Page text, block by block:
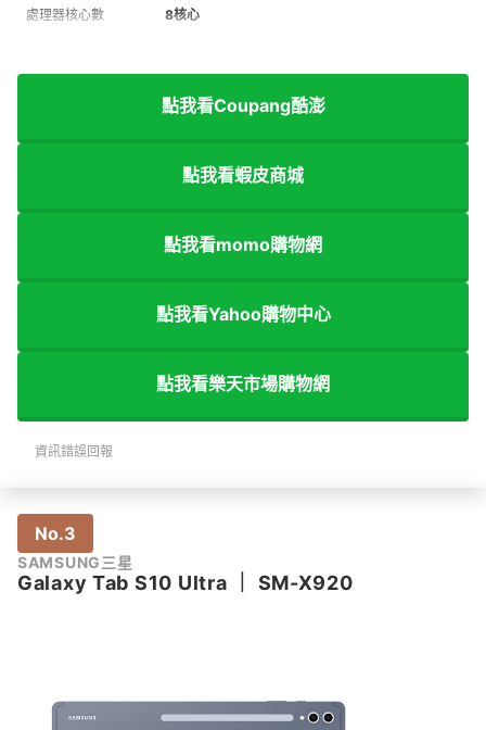
處理器核心數 8核心
點我看Coupang酷澎
點我看蝦皮商城
點我看momo購物網
點我看Yahoo購物中心
點我看樂天市場購物網
資訊錯誤回報
No.3
SAMSUNG三星
Galaxy Tab S10 Ultra SM-X920